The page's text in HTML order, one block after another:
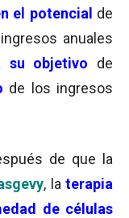
el potencial de
anuales
su objetivo de
de los ingresos
de que la
, laterapia
de células